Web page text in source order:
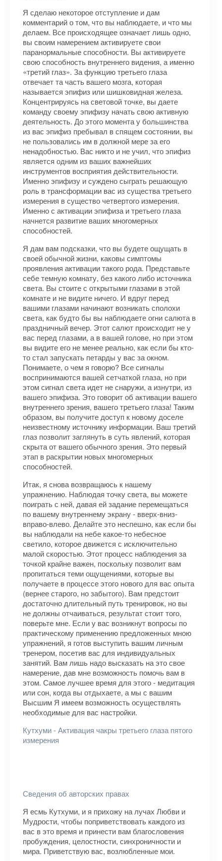
Я сделаю некоторое отступление и дам
комментарий о том, что вы наблюдаете, и что мы
делаем. Все происходящее означает лишь одно,
вы своим намерением активируете свои
паранормальные способности. Вы активируете
свою способность внутреннего видения, а именно
«третий глаз». За функцию третьего глаза
отвечает та часть вашего мозга, которая
называется эпифиз или шишковидная железа.
Концентрируясь на световой точке, вы даете
команду своему эпифизу начать свою активную
деятельность. До этого момента у большинства
из вас эпифиз пребывал в спящем состоянии, вы
не пользовались им в должной мере за его
ненадобностью. Вас никто и не учил, что эпифиз
является одним из ваших важнейших
инструментов восприятия действительности.
Именно эпифизу и суждено сыграть решающую
роль в трансформации вас из существа третьего
измерения в существо четвертого измерения.
Именно с активации эпифиза и третьего глаза
начнется развитие ваших многомерных
способностей.
Я дам вам подсказки, что вы будете ощущать в
своей обычной жизни, каковы симптомы
проявления активации такого рода. Представьте
себе темную комнату, без какого либо источника
света. Вы стоите с открытыми глазами в этой
комнате и не видите ничего. И вдруг перед
вашими глазами начинают возникать сполохи
света, как будто бы вы наблюдаете огни салюта в
праздничный вечер. Этот салют происходит не у
вас перед глазами, а в вашей голове, но при этом
вы видите его не менее реально, как если бы кто-
то стал запускать петарды у вас за окном.
Понимаете, о чем я говорю? Все сигналы
воспринимаются вашей сетчаткой глаза, но при
этом сигнал света идет не снаружи, а изнутри, из
вашего эпифиза. Это говорит об активации вашего
внутреннего зрения, вашего третьего глаза! Таким
образом, вы получите доступ к новому доселе
неизвестному источнику информации. Ваш третий
глаз позволит заглянуть в суть явлений, которая
скрыта от вашего обычного зрения. Это первый
этап в раскрытии новых многомерных
способностей.
Итак, я снова возвращаюсь к нашему
упражнению. Наблюдая точку света, вы можете
поиграть с ней, давая ей задание перемещаться
по вашему внутреннему экрану - вверх-вниз-
вправо-влево. Делайте это неспешно, как если бы
вы наблюдали на небе какое-то небесное
светило, которое движется с исключительно
малой скоростью. Этот процесс наблюдения за
точкой крайне важен, поскольку позволит вам
пропитаться теми ощущениями, которые вы
получаете в процессе этого нового для вас опыта
(вернее старого, но забытого). Вам предстоит
достаточно длительный путь тренировок, но вы
не должны отчаиваться, результат стоит того,
поверьте мне. Если у вас возникнут вопросы по
практическому применению предложенных мною
упражнений, я готов выступить вашим личным
тренером, посетив вас для индивидуальных
занятий. Вам лишь надо высказать на это свое
намерение, дав мне возможность помочь вам в
этом. Самое лучшее время для этого - медитация
или сон, когда вы отдыхаете, а мы с вашим
Высшим Я имеем возможность осуществлять
необходимые для вас настройки.
Кутхуми - Активация чакры третьего глаза пятого
измерения
Сведения об авторских правах
Я есмь Кутхуми, и я прихожу на лучах Любви и
Мудрости, чтобы поприветствовать каждого из
вас в это время и принести вам благословения
пробуждения, целостности, синхроничности и
мира. Приветствую вас, возлюбленные мои.